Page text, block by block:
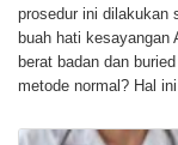
prosedur ini dilakukan
buah hati
berat badan dan
metode normal? Hal